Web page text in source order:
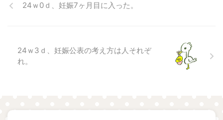
24ｗ0ｄ、妊娠7ヶ月目に入った。
24ｗ3ｄ、妊娠公表の考え方は人それぞ
れ。